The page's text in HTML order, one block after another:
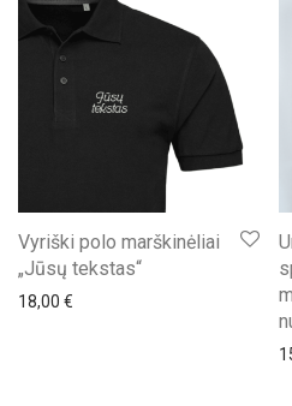
Vyriški polo marškinėliai
„Jūsų tekstas“
18,00 €